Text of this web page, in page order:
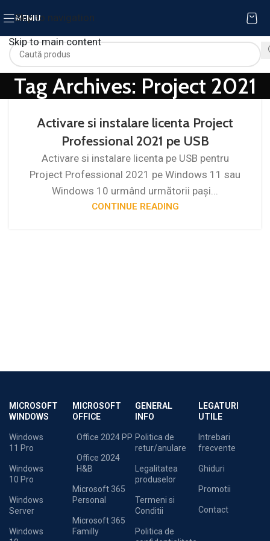
Skip to navigation
Skip to main content
MENIU
Tag Archives: Project 2021
Activare si instalare licenta Project
Professional 2021 pe USB
Activare si instalare licenta pe USB pentru
Project Professional 2021 pe Windows 11 sau
Windows 10 urmând următorii pași...
CONTINUE READING
MICROSOFT
WINDOWS
Windows
11 Pro
Windows
10 Pro
Windows
Server
Windows
MICROSOFT
OFFICE
Office 2024 PP
Office 2024
H&B
Microsoft 365
Personal
Microsoft 365
Familly
GENERAL
INFO
Politica de
retur/anulare
Legalitatea
produselor
Termeni si
Conditii
Politica de
LEGATURI
UTILE
Intrebari
frecvente
Ghiduri
Promotii
Contact